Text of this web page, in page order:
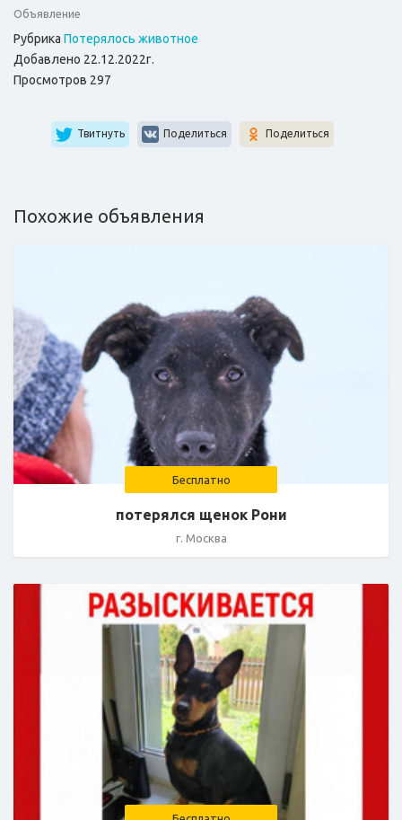
Объявление
Рубрика Потерялось животное
Добавлено 22.12.2022г.
Просмотров 297
Твитнуть Поделиться Поделиться
Похожие объявления
Бесплатно
потерялся щенок Рони
г. Москва